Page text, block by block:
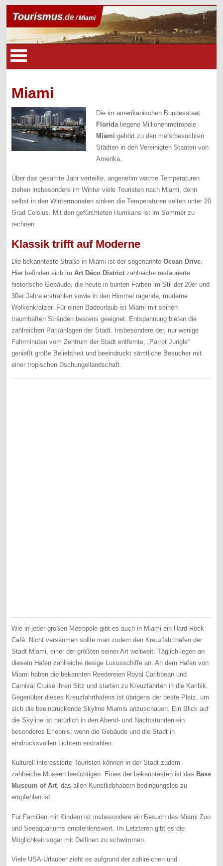
Tourismus.de/ Miami
Miami
Die im amerikanischen Bundesstaat
Florida liegene Millionenmetropole
Miami gehört zu den meistbesuchten
Städten in den Vereinigten Staaten von
Amerika.
Über das gesamte Jahr verteilte, angenehm warme Temperaturen
ziehen insbesondere im Winter viele Touristen nach Miami, denn
selbst in den Wintermonaten sinken die Temperaturen selten unter 20
Grad Celsius. Mit den gefürchteten Hurrikans ist im Sommer zu
rechnen.
Klassik trifft auf Moderne
Die bekannteste Straße in Miami ist der sogenannteOcean Drive.
Hier befinden sich imArt Déco District zahlreiche restaurierte
historische Gebäude, die heute in bunten Farben im Stil der 20er und
30er Jahre erstrahlen sowie in den Himmel ragende, moderne
Wolkenkratzer. Für einen Badeurlaub ist Miami mit seinen
traumhaften Stränden bestens geeignet. Entspannung bieten die
zahlreichen Parkanlagen der Stadt. Insbesondere der, nur wenige
Fahrminuten vom Zentrum der Stadt entfernte, „Parrot Jungle“
genießt große Beliebtheit und beeindruckt sämtliche Besucher mit
einer tropischen Dschungellandschaft.
Wie in jeder großen Metropole gibt es auch in Miami ein Hard Rock
Café. Nicht versäumen sollte man zudem den Kreuzfahrthafen der
Stadt Miami, einer der größten seiner Art weltweit. Täglich legen an
diesem Hafen zahlreiche riesige Luxusschiffe an. An dem Hafen von
Miami haben die bekannten Reedereien Royal Caribbean und
Carnival Cruise ihren Sitz und starten zu Kreuzfahrten in die Karibik.
Gegenüber dieses Kreuzfahrthafens ist übrigens der beste Platz, um
sich die beeindruckende Skyline Miamis anzuschauen. Ein Blick auf
die Skyline ist natürlich in den Abend- und Nachtstunden ein
besonderes Erlebnis, wenn die Gebäude und die Stadt in
eindrucksvollen Lichtern erstrahlen.
Kulturell interessierte Touristen können in der Stadt zudem
zahlreiche Museen besichtigen. Eines der bekanntesten ist das Bass
Museum of Art, das allen Kunstliebhabern bedingungslos zu
empfehlen ist.
Für Familien mit Kindern ist insbesondere ein Besuch des Miami Zoo
und Seeaquariums empfehlenswert. Im Letzteren gibt es die
Möglichkeit sogar mit Delfinen zu schwimmen.
Viele USA-Urlauber zieht es aufgrund der zahlreichen und